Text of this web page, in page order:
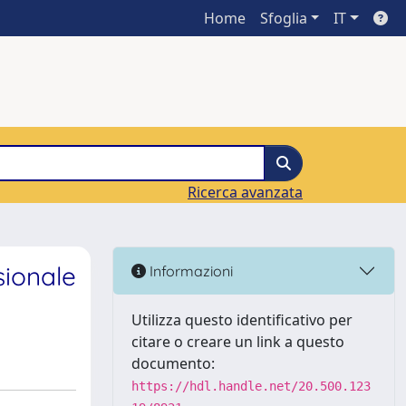
Home Sfoglia IT
Ricerca avanzata
Informazioni
Utilizza questo identificativo per
citare o creare un link a questo
documento:
https://hdl.handle.net/20.500.123